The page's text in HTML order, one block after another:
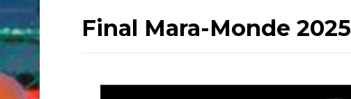
Final Mara-Monde 2025